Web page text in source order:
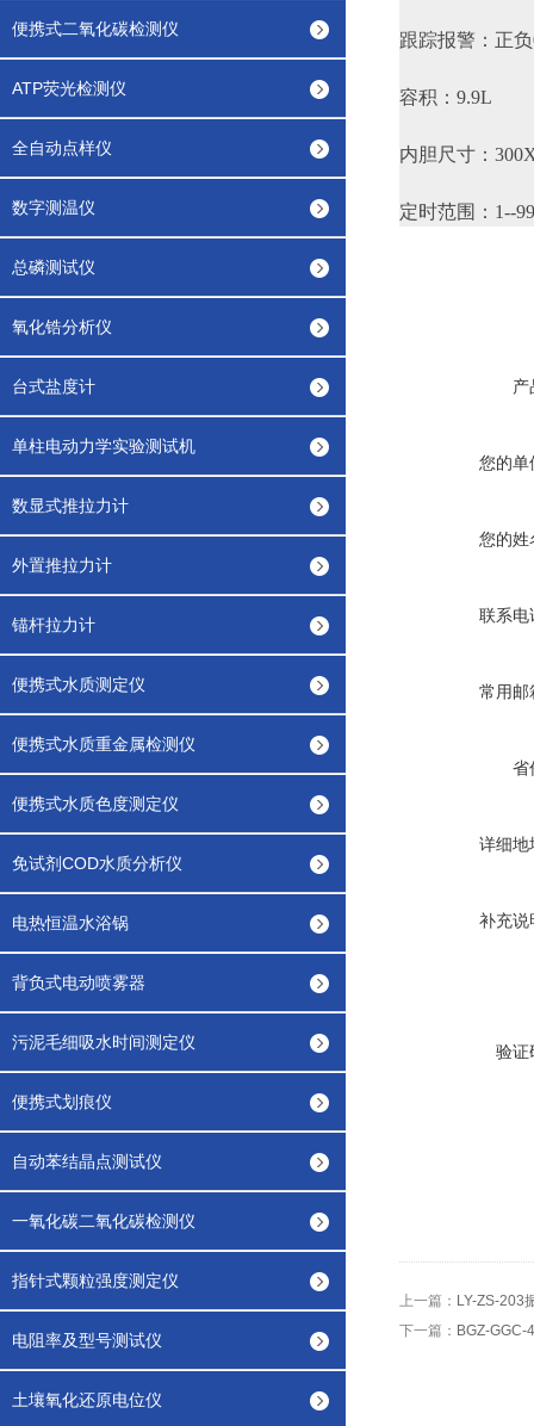
便携式二氧化碳检测仪
ATP荧光检测仪
全自动点样仪
数字测温仪
总磷测试仪
氧化锆分析仪
台式盐度计
单柱电动力学实验测试机
数显式推拉力计
外置推拉力计
锚杆拉力计
便携式水质测定仪
便携式水质重金属检测仪
便携式水质色度测定仪
免试剂COD水质分析仪
电热恒温水浴锅
背负式电动喷雾器
污泥毛细吸水时间测定仪
便携式划痕仪
自动苯结晶点测试仪
一氧化碳二氧化碳检测仪
指针式颗粒强度测定仪
电阻率及型号测试仪
土壤氧化还原电位仪
跟踪报警：正
容积：9.9L
内胆尺寸：
定时范围：1--
产
您的单
您的姓
联系电
常用邮
省
详细地
补充说
验证
上一篇： LY-ZS-203
下一篇： BGZ-GGC-